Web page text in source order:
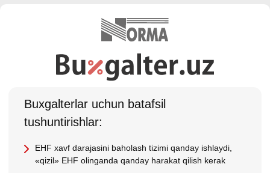
Buхgalterlar uchun batafsil
tushuntirishlar:
EHF хavf darajasini baholash tizimi qanday ishlaydi,
«qizil» EHF olinganda qanday harakat qilish kerak